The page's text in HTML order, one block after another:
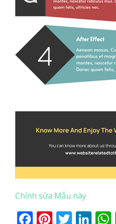
Chỉnh sửa Mẫu này
Facebook